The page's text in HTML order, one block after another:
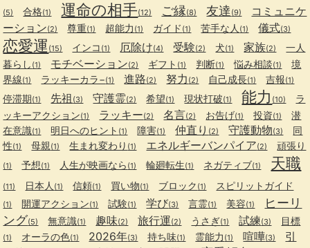
(5) 合格(1) 運命の相手(12) ご縁(8) 友達 (9)
コミュニケ
ーション(2) 尊重(1) 超能力 (1) ガイド (1) 苦手な人 (1) 儀式(3)
恋愛運 (15) インコ (1) 厄除け(4) 受験(2) 犬(1) 家族(2)
一人
暮らし (1) モチベーション(2) ギフト (1) 判断(1) 悩み相談(1)
境
界線(1) ラッキーカラ−(1) 進路(2) 努力 (2) 自己成長(1) 吉報(1)
停滞期(1) 先祖 (3) 守護霊(2) 希望(1) 現状打破(1) 能力 (10)
ラ
ッキーアクション(1) ラッキー(2) 名言(2) お告げ(1) 投資(1)
潜
在意識(1) 明日へのヒント (1) 障害(1) 仲直り (2) 守護動物(3)
同
性(1) 母親(1) 生まれ変わり (1) エネルギーバンパイア(2) 頑張り
(1) 予想(1) 人生が映画なら (1) 輪廻転生(1) ネガティブ(1) 天職
(11) 日本人 (1) 信頼(1) 買い物(1) ブロック (1) スピリットガイド
(1) 開運アクション(1) 試験(1) 学び(3) 言霊(1) 美容(1)
ヒーリ
ング(5) 無意識(1) 趣味(2) 旅行運(2) うさぎ(1) 試練(3) 目標
(1) オーラの色(1) 2026年(3) 持ち味(1) 霊能力 (1) 喧嘩(3)
引